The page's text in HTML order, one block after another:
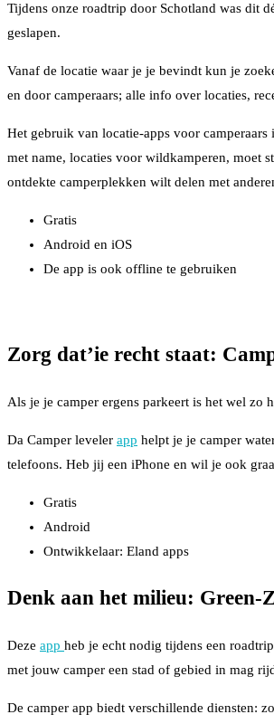
Tijdens onze roadtrip door Schotland was dit
geslapen.
Vanaf de locatie waar je je bevindt kun je
en door camperaars; alle info over locaties,
Het gebruik van locatie-apps voor
met name, locaties voor wildkamperen, moet
ontdekte camperplekken wilt delen met
Gratis
Android en iOS
De app is ook offline te gebruiken
Zorg dat’ie recht staat:
Als je je camper ergens parkeert is het wel zo
Da Camper leveler app helpt je je camper
telefoons. Heb jij een iPhone en wil je ook
Gratis
Android
Ontwikkelaar: Eland apps
Denk aan het milieu: Green-
Deze app heb je echt nodig tijdens een
met jouw camper een stad of gebied in mag
De camper app biedt verschillende diensten: